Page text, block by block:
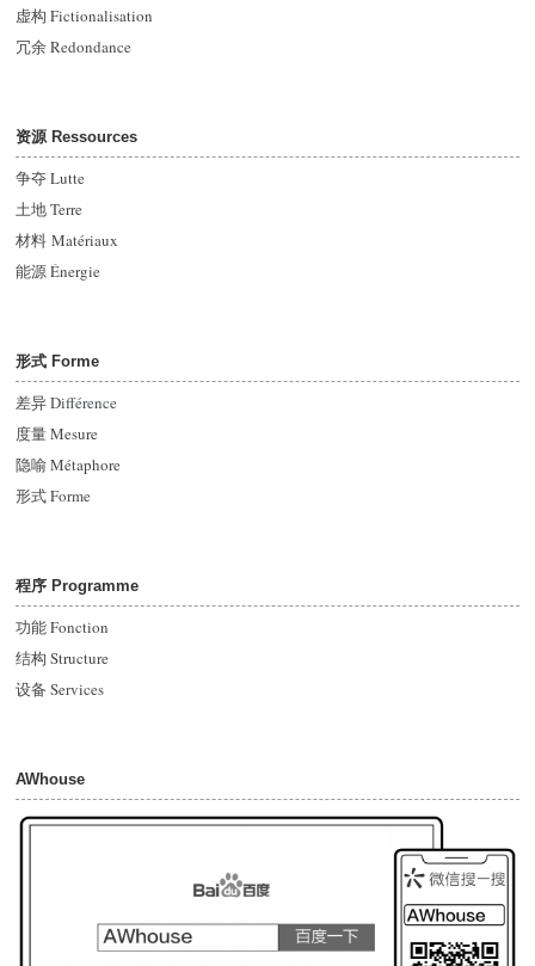
虚构 Fictionalisation
冗余 Redondance
资源 Ressources
争夺 Lutte
土地 Terre
材料 Matériaux
能源Énergie
形式 Forme
差异Différence
度量 Mesure
隐喻 Métaphore
形式Forme
程序 Programme
功能 Fonction
结构 Structure
设备 Services
AWhouse